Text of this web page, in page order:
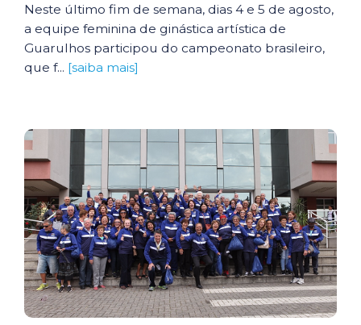
Neste último fim de semana, dias 4 e 5 de agosto,
a equipe feminina de ginástica artística de
Guarulhos participou do campeonato brasileiro,
que f... [saiba mais]